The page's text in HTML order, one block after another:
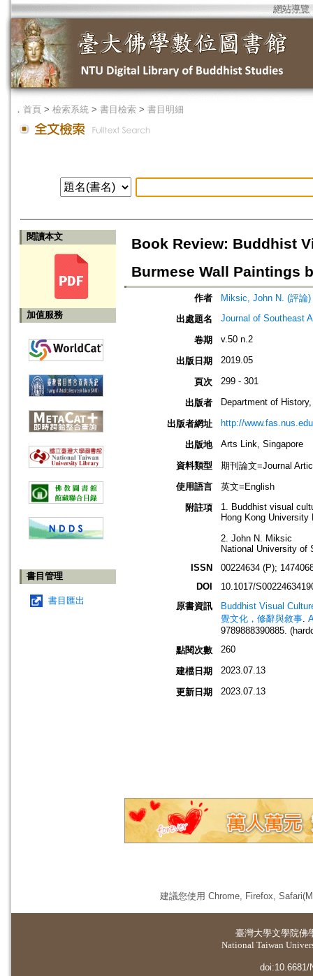
網站導覽
． 首頁 > 檢索系統 > 書目檢索 > 書目明細
閱讀本文
加值服務
書目管理
書目匯出
Book Review: Buddhist
Burmese Wall Paintings
作者
Miksic, John N. (評論)
出處題名
Journal of Southeast
卷期 v.50 n.2
出版日期 2019.05
頁次 299 - 301
出版者 Department of
出版者網址 http://
出版地 Arts Link, Singapore
資料類型
期刊論文=Journal
使用語言
英文=English
附註項
1. Buddhist visual
Hong Kong
2. John N. Miksic
National University of
ISSN
00224634 (P);
DOI
10.1017/
原書資訊
Buddhist Visual
覺文化，修辭與敘事.
9789888390885.
點閱次數
260
建檔日期 2023.07.13
更新日期 2023.07.13
建議您使用 Chrome, Firefox,
臺灣大學文學院佛
National Taiwan
doi:10.6681/